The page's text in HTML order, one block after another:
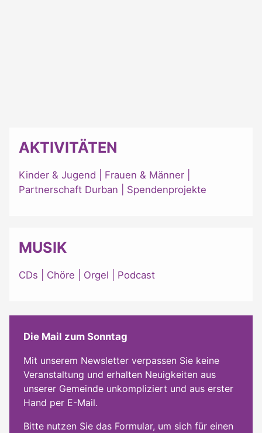
AKTIVITÄTEN
Kinder & Jugend Frauen & Männer
Partnerschaft Durban
Spendenprojekte
MUSIK
CDs Chöre Orgel Podcast
Die Mail zum Sonntag
Mit unserem Newsletter verpassen Sie keine
Veranstaltung und erhalten Neuigkeiten aus
unserer Gemeinde unkompliziert und aus erster
Hand per E-Mail.
Bitte nutzen Sie das Formular, um sich für einen